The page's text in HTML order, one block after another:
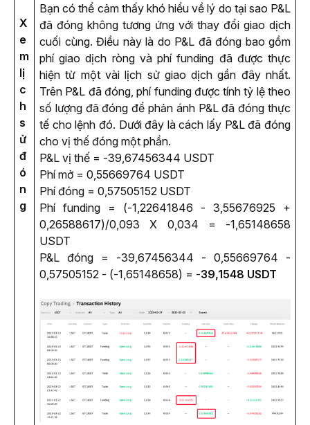
X
e
m
lị
c
h
s
ử
đ
ó
n
g
Bạn có thể cảm thấy khó hiểu về lý do tại sao P&L
đã đóng không tương ứng với thay đổi giao dịch
cuối cùng. Điều này là do P&L đã đóng bao gồm
phí giao dịch ròng và phí funding đã được thực
hiện từ một vài lịch sử giao dịch gần đây nhất.
Trên P&L đã đóng, phí funding được tính tỷ lệ theo
số lượng đã đóng để phản ánh P&L đã đóng thực
tế cho lệnh đó. Dưới đây là cách lấy P&L đã đóng
cho vị thế đóng một phần.
P&L vị thế = -39,67456344 USDT
Phí mở = 0,55669764 USDT
Phí đóng = 0,57505152 USDT
Phí funding = (-1,22641846 - 3,55676925 +
0,26588617)/0,093 X 0,034 = -1,65148658
USDT
P&L đóng = -39,67456344 - 0,55669764 -
0,57505152 - (-1,65148658) = -39,1548 USDT